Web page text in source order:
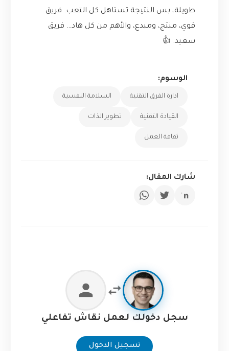
طويلة، بس النتيجة تستاهل كل التعب. فريق
قوي، منتج، ومبدع، والأهم من كل هاد… فريق
سعيد. 👍
الوسوم:
ادارة الفرق التقنية السلامة النفسية
القيادة التقنية تطوير الذات
ثقافة العمل
شارك المقال:
سجل دخولك لعمل نقاش تفاعلي
تسجيل الدخول